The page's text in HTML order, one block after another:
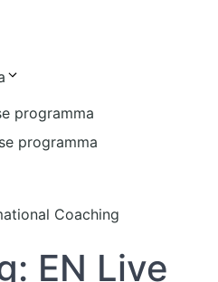
programma
programma
Coaching
EN Live